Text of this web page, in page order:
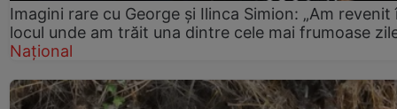
Imagini rare cu George și Ilinca Simion: „Am revenit
locul unde am trăit una dintre cele mai frumoase
Național